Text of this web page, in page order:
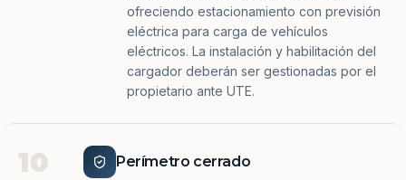
ofreciendo estacionamiento con previsión
eléctrica para carga de vehículos
eléctricos. La instalación y habilitación del
cargador deberán ser gestionadas por el
propietario ante UTE.
10 Perímetro cerrado